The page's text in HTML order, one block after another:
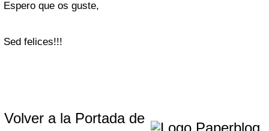
Espero que os guste,
Sed felices!!!
Volver a la Portada de